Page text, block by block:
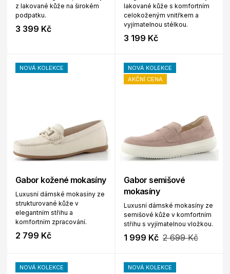
z lakované kůže na širokém
podpatku.
3 399 Kč
lakované kůže s komfortním
celokoženým vnitřkem a
vyjímatelnou stélkou.
3 199 Kč
NOVÁ KOLEKCE
Gabor kožené mokasíny
Luxusní dámské mokasíny ze
strukturované kůže v
elegantním střihu a
komfortním zpracování.
2 799 Kč
NOVÁ KOLEKCE
AKČNÍ CENA
Gabor semišové
mokasíny
Luxusní dámské mokasíny ze
semišové kůže v komfortním
střihu s vyjímatelnou vložkou.
1 999 Kč 2 699 Kč
NOVÁ KOLEKCE NOVÁ KOLEKCE